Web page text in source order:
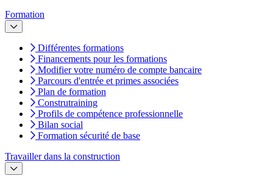
Formation
Différentes formations
Financements pour les formations
Modifier votre numéro de compte bancaire
Parcours d'entrée et primes associées
Plan de formation
Construtraining
Profils de compétence professionnelle
Bilan social
Formation sécurité de base
Travailler dans la construction